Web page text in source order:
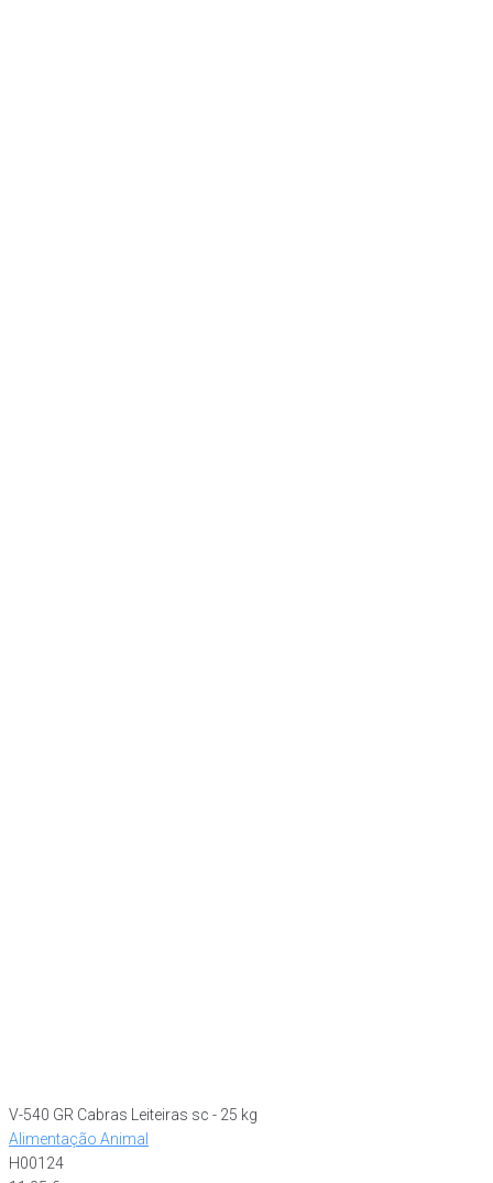
V-540 GR Cabras Leiteiras sc - 25 kg
Alimentação Animal
H00124